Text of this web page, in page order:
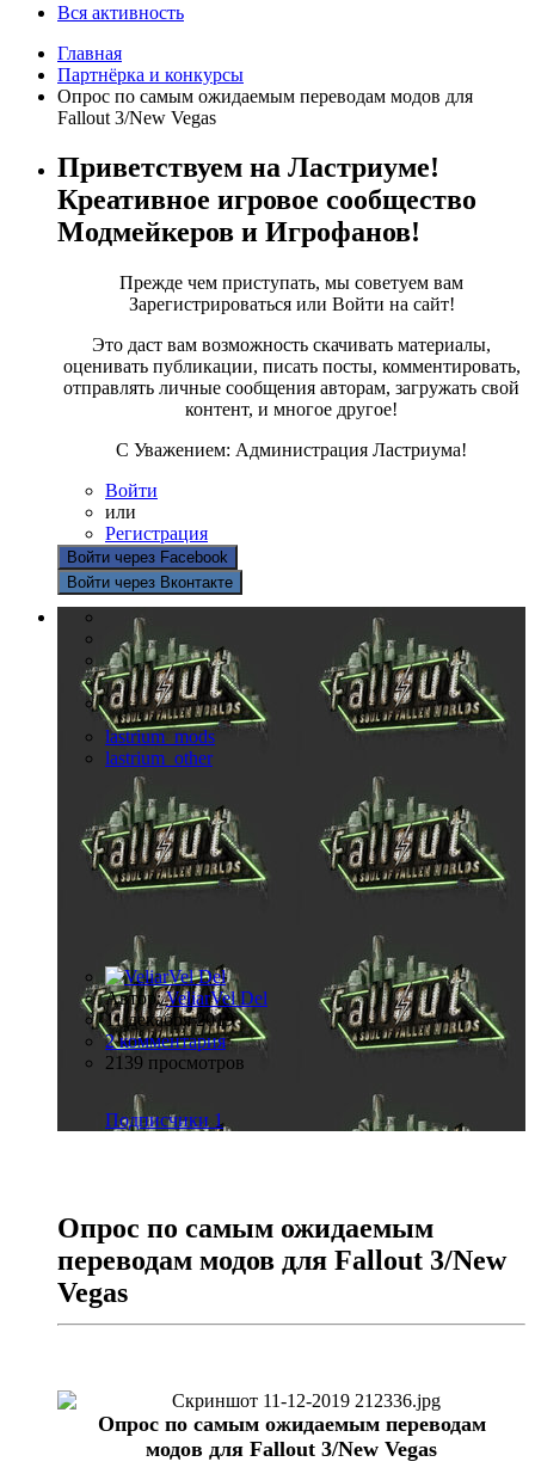
Вся активность
Главная
Партнёрка и конкурсы
Опрос по самым ожидаемым переводам модов для
Fallout 3/New Vegas
Приветствуем на Ластриуме!
Креативное игровое сообщество
Модмейкеров и Игрофанов!
Прежде чем приступать, мы советуем вам
Зарегистрироваться или Войти на сайт!
Это даст вам возможность скачивать материалы,
оценивать публикации, писать посты, комментировать,
отправлять личные сообщения авторам, загружать свой
контент, и многое другое!
С Уважением: Администрация Ластриума!
Войти
или
Регистрация
Войти через Facebook
Войти через Вконтакте
lastrium_mods
lastrium_other
Автор:VeliarVel Del
11 декабря 2019
2 комментария
2139 просмотров
Подписчики 1
Опрос по самым ожидаемым
переводам модов для Fallout 3/New
Vegas
Опрос по самым ожидаемым переводам
модов для Fallout 3/New Vegas